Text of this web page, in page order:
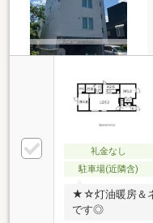
礼金なし
駐車場(近隣含)
★☆灯油暖房＆
です◎